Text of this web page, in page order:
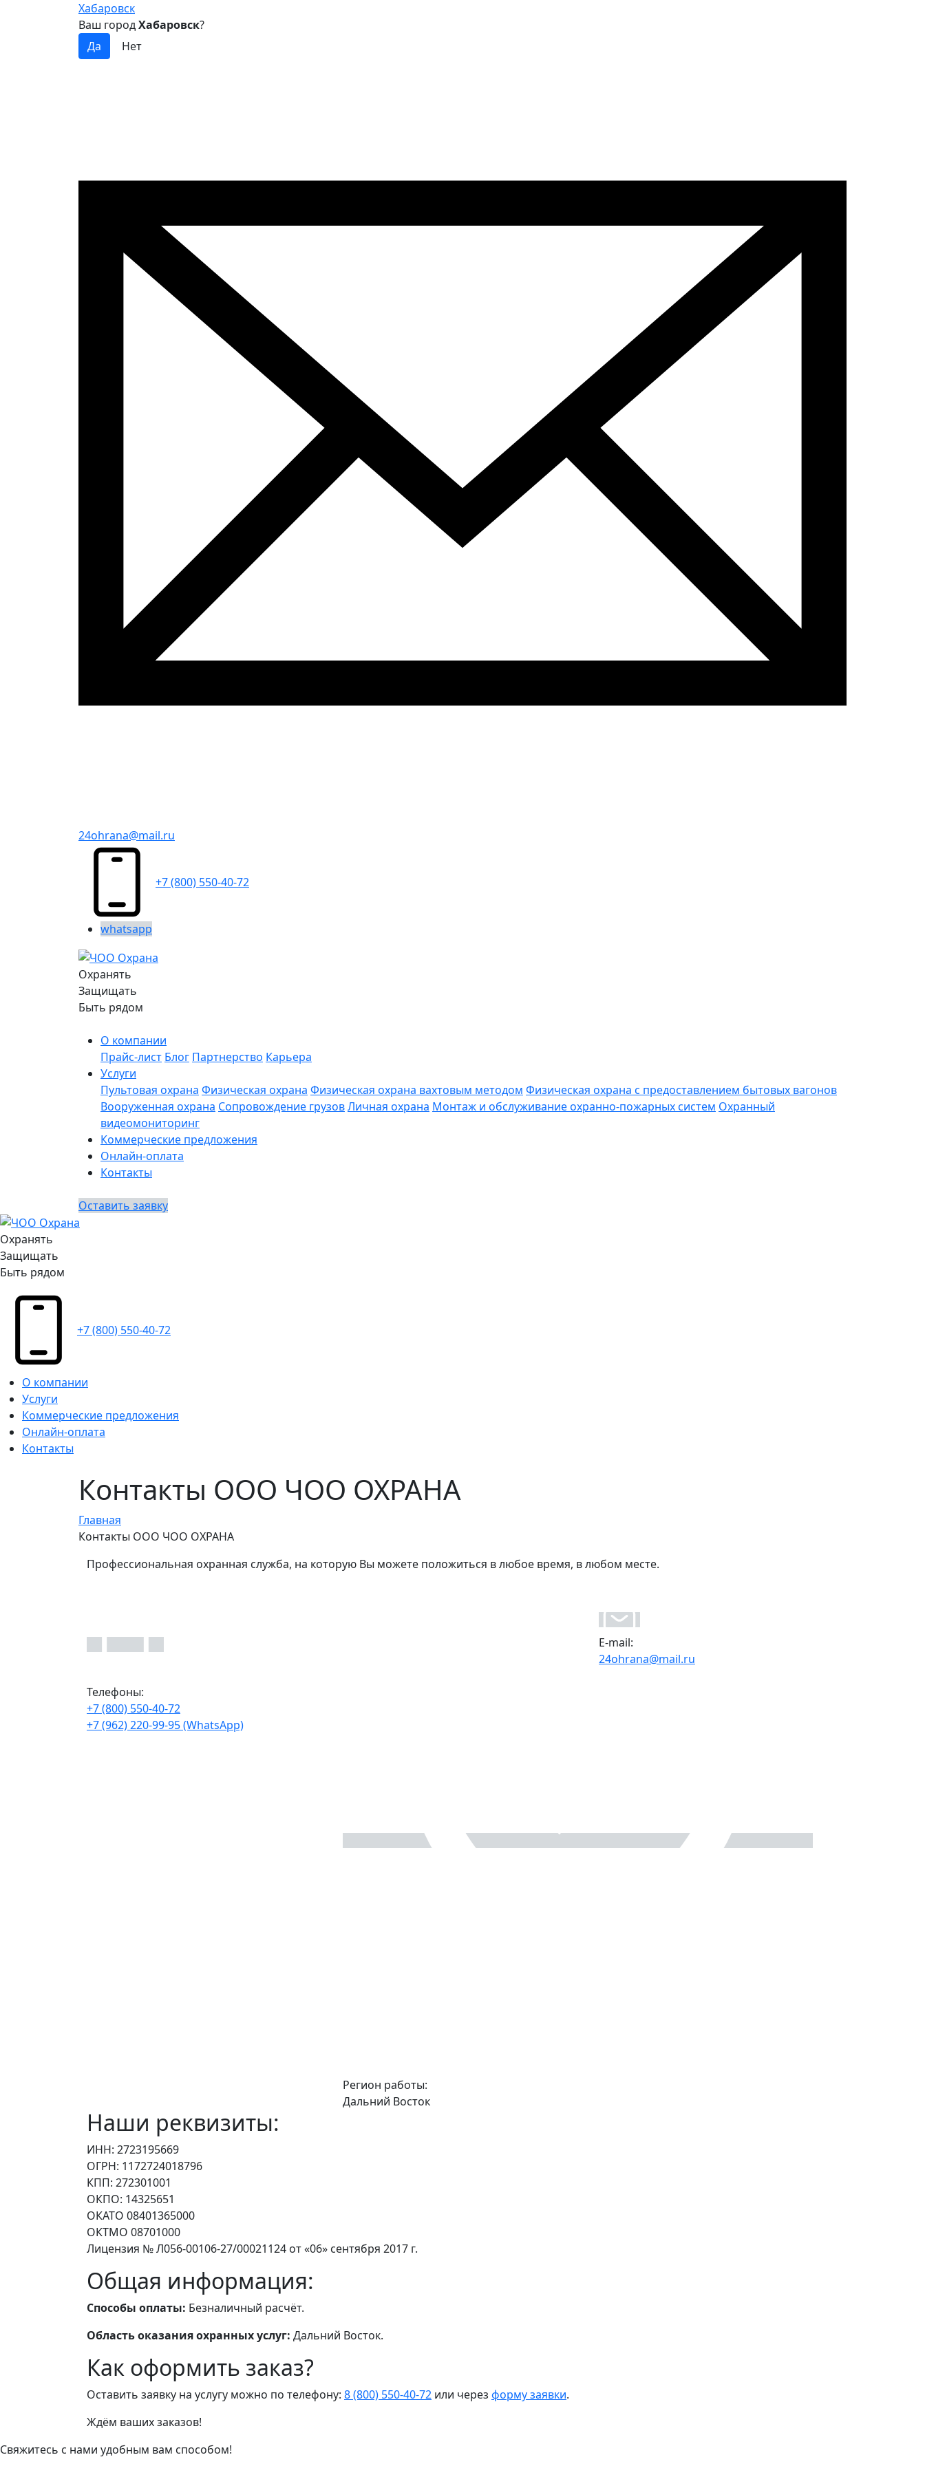
Хабаровск
Ваш городХабаровск?
24ohrana@mail.ru
+7 (800) 550-40-72
whatsapp
Охранять
Защищать
Быть рядом
О компании
Прайс-лист Блог Партнерство Карьера
Услуги
Пультовая охрана Физическая охрана Физическая охрана вахтовым методом Физическая охрана с предоставлением бытовых вагонов
Вооруженная охрана Сопровождение грузовЛичная охрана Монтаж и обслуживание охранно-пожарных систем Охранный
видеомониторинг
Коммерческие предложения
Онлайн-оплата
Контакты
Оставить заявку
Охранять
Защищать
Быть рядом
+7 (800) 550-40-72
О компании
Услуги
Коммерческие предложения
Онлайн-оплата
Контакты
Контакты ООО ЧОО ОХРАНА
Главная
Контакты ООО ЧОО ОХРАНА
Профессиональная охранная служба, на которую Вы можете положиться в любое время, в любом месте.
Телефоны:
+7 (800) 550-40-72
+7 (962) 220-99-95 (WhatsApp)
Регион работы:
Дальний Восток
E-mail:
24ohrana@mail.ru
Наши реквизиты:
ИНН: 2723195669
ОГРН: 1172724018796
КПП: 272301001
ОКПО: 14325651
ОКАТО 08401365000
ОКТМО 08701000
Лицензия № Л056-00106-27/00021124 от «06» сентября 2017 г.
Общая информация:
Способы оплаты: Безналичный расчёт.
Область оказания охранных услуг: Дальний Восток.
Как оформить заказ?
Оставить заявку на услугу можно по телефону: 8 (800) 550-40-72 или через форму заявки.
Ждём ваших заказов!
Свяжитесь с нами удобным вам способом!